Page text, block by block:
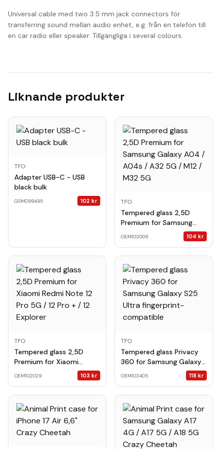
Universal cable med two 3.5 mm jack connectors för
transferring sound mellan audio enhet, e.g. från en telefon till
en car radio eller speaker. Tillgängliga i several colours.
Liknande produkter
TFO
Adapter USB-C - USB
black bulk
GSM099495 102 kr TFO
Tempered glass 2,5D
Premium for Samsung
Galaxy A04 / A04s / A32
OEM102009 104 kr
TFO
Tempered glass 2,5D
Premium for Xiaomi
Redmi Note 12 Pro 5G / 12
OEM102029 103 kr
TFO
Tempered glass Privacy
360 for Samsung Galaxy
S25 Ultra fingerprint-
OEM103405 118 kr